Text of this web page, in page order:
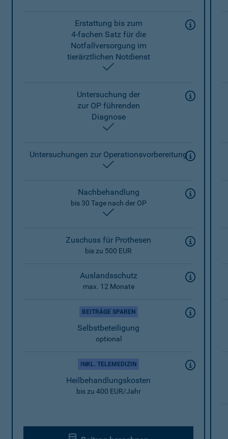
Erstattung bis zum
4-fachen Satz für die
Notfallversorgung im
tierärztlichen Notdienst
Untersuchung der
zur OP führenden
Diagnose
Untersuchungen zur Operationsvorbereitung
Nachbehandlung
bis 30 Tage nach der OP
Zuschuss für Prothesen
bis zu 500 EUR
Auslandsschutz
max. 12 Monate
BEITRÄGE SPAREN
Selbstbeteiligung
optional
INKL. TELEMEDIZIN
Heilbehandlungskosten
bis zu 400 EUR/Jahr